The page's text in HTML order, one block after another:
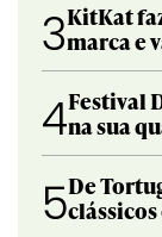
3KitKat
marca e
4Festival
na sua
5De